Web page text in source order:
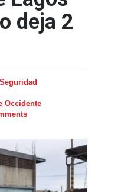
deja 2
Seguridad
Occidente